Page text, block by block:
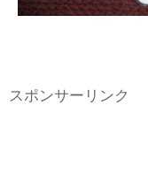
スポンサーリンク